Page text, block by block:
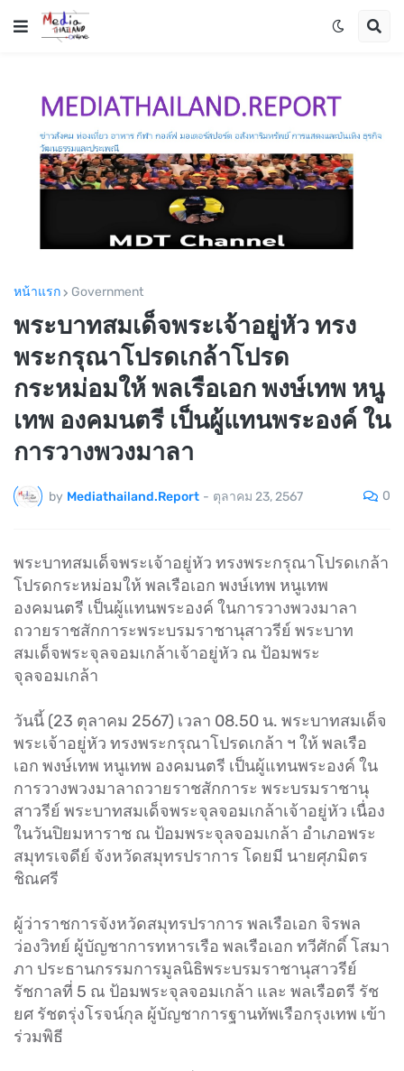
หน้าแรก Government
พระบาทสมเด็จพระเจ้าอยู่หัว ทรง
พระกรุณาโปรดเกล้าโปรด
กระหม่อมให้ พลเรือเอก พงษ์เทพ หนู
เทพ องคมนตรี เป็นผู้แทนพระองค์ ใน
การวางพวงมาลา
by Mediathailand.Report - ตุลาคม 23, 2567 0
พระบาทสมเด็จพระเจ้าอยู่หัว ทรงพระกรุณาโปรดเกล้า
โปรดกระหม่อมให้ พลเรือเอก พงษ์เทพ หนูเทพ
องคมนตรี เป็นผู้แทนพระองค์ ในการวางพวงมาลา
ถวายราชสักการะพระบรมราชานุสาวรีย์ พระบาท
สมเด็จพระจุลจอมเกล้าเจ้าอยู่หัว ณ ป้อมพระ
จุลจอมเกล้า
วันนี้ (23 ตุลาคม 2567) เวลา 08.50 น. พระบาทสมเด็จ
พระเจ้าอยู่หัว ทรงพระกรุณาโปรดเกล้า ฯ ให้ พลเรือ
เอก พงษ์เทพ หนูเทพ องคมนตรี เป็นผู้แทนพระองค์ ใน
การวางพวงมาลาถวายราชสักการะ พระบรมราชานุ
สาวรีย์ พระบาทสมเด็จพระจุลจอมเกล้าเจ้าอยู่หัว เนื่อง
ในวันปิยมหาราช ณ ป้อมพระจุลจอมเกล้า อำเภอพระ
สมุทรเจดีย์ จังหวัดสมุทรปราการ โดยมี นายศุภมิตร
ชิณศรี
ผู้ว่าราชการจังหวัดสมุทรปราการ พลเรือเอก จิรพล
ว่องวิทย์ ผู้บัญชาการทหารเรือ พลเรือเอก ทวีศักดิ์ โสมา
ภา ประธานกรรมการมูลนิธิพระบรมราชานุสาวรีย์
รัชกาลที่ 5 ณ ป้อมพระจุลจอมเกล้า และ พลเรือตรี รัช
ยศ รัชตรุ่งโรจน์กุล ผู้บัญชาการฐานทัพเรือกรุงเทพ เข้า
ร่วมพิธี